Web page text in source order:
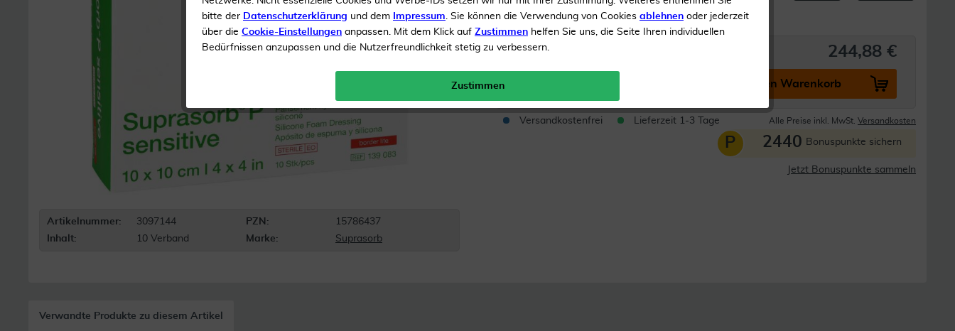
Auftrag ausgef?hrt
Artikelnummer: 3097144 PZN:
15786437
Inhalt:
10 Verband Marke: Suprasorb
Inhalt 10 Verband 244,88 €
In den Warenkorb
Versandkostenfrei Lieferzeit 1-3 Tage Alle Preise inkl. MwSt. Versandkosten
P 2440 Bonuspunkte sichern
Jetzt Bonuspunkte sammeln
Verwandte Produkte zu diesem Artikel
bitte der Datenschutzerklärung und dem Impressum. Sie können die Verwendung von Cookies ablehnen oder jederzeit
über die Cookie-Einstellungen anpassen. Mit dem Klick auf Zustimmen helfen Sie uns, die Seite Ihren individuellen
Bedürfnissen anzupassen und die Nutzerfreundlichkeit stetig zu verbessern.
Zustimmen